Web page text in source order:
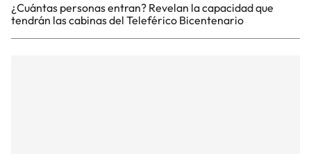
¿Cuántas personas entran? Revelan la capacidad que
tendrán las cabinas del Teleférico Bicentenario